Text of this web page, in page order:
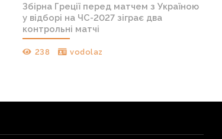
Збірна Греції перед матчем з Україною
у відборі на ЧС-2027 зіграє два
контрольні матчі
238 vodolaz